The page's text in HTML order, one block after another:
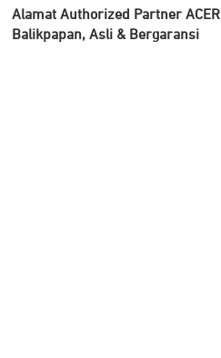
Alamat Authorized Partner ACER
Balikpapan, Asli & Bergaransi